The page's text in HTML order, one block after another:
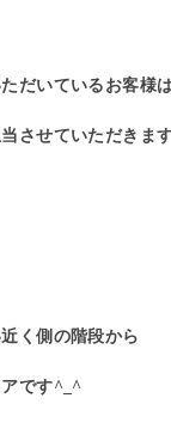
だいているお客様
させていただきま
く側の階段から
アです^_^